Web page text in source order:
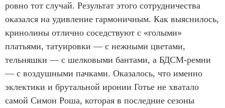
ровно тот случай. Результат этого сотрудничества
оказался на удивление гармоничным. Как выяснилось,
кринолины отлично соседствуют с «голыми»
платьями, татуировки — с нежными цветами,
тельняшки — с шелковыми бантами, а БДСМ-ремни
— с воздушными пачками. Оказалось, что именно
эклектики и брутальной иронии Готье не хватало
самой Симон Роша, которая в последние сезоны